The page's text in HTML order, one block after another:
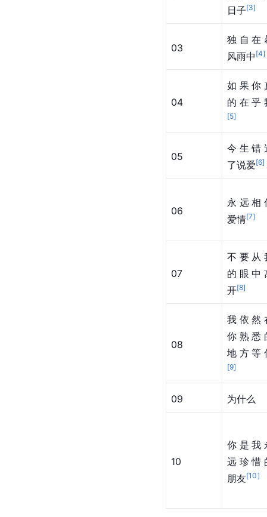
日子[3]
03
独自在
风雨中 [4]
04
如果你
的在乎
[5]
05
今生错
了说爱[6]
06
永远相
爱情[7]
07
不要从
的眼中
开[8]
08
我依然
你熟悉
地方等
[9]
09 为什么
10
你是我
远珍惜
朋友[10]